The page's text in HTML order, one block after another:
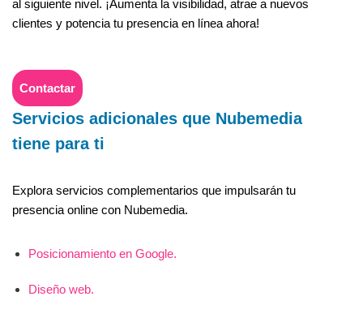
al siguiente nivel. ¡Aumenta la visibilidad, atrae a nuevos
clientes y potencia tu presencia en línea ahora!
Contactar
Servicios adicionales que Nubemedia
tiene para ti
Explora servicios complementarios que impulsarán tu
presencia online con Nubemedia.
Posicionamiento en Google.
Diseño web.